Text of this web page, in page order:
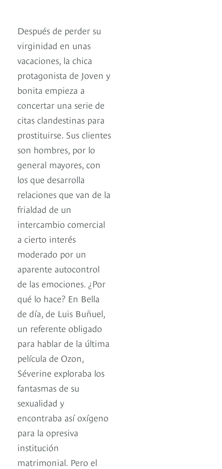
Después de perder su
virginidad en unas
vacaciones, la chica
protagonista de Joven y
bonita empieza a
concertar una serie de
citas clandestinas para
prostituirse. Sus clientes
son hombres, por lo
general mayores, con
los que desarrolla
relaciones que van de la
frialdad de un
intercambio comercial
a cierto interés
moderado por un
aparente autocontrol
de las emociones. ¿Por
qué lo hace? En Bella
de día, de Luis Buñuel,
un referente obligado
para hablar de la última
película de Ozon,
Séverine exploraba los
fantasmas de su
sexualidad y
encontraba así oxígeno
para la opresiva
institución
matrimonial. Pero el